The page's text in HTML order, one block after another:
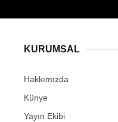
KURUMSAL
Hakkımızda
Künye
Yayın Ekibi